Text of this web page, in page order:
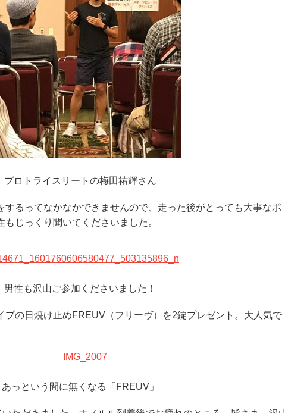
プロトライスリートの梅田祐輝さん
するってなかなかできませんので、走った後がとっても大事なポ
じっくり聞いてくださいました。
男性も沢山ご参加くださいました！
プの日焼け止めFREUV（フリーヴ）を2錠プレゼント。大人気で
あっという間に無くなる「FREUV」